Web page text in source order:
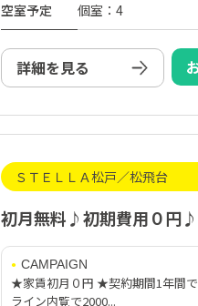
空室予定 個室：4
詳細を見る
ＳＴＥＬＬＡ松戸／松飛台
初月無料♪初期費用０円♪
CAMPAIGN
★家賃初月０円 ★契約期間1年間
ライン内覧で2000...